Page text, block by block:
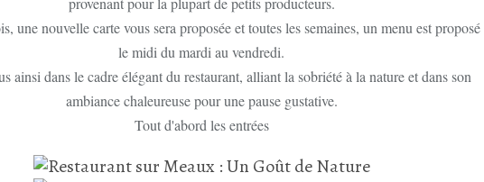
une nouvelle carte vous sera proposée et toutes les semaines, un menu est proposé
le midi du mardi au vendredi.
ainsi dans le cadre élégant du restaurant, alliant la sobriété à la nature et dans son
ambiance chaleureuse pour une pause gustative.
Tout d'abord les entrées